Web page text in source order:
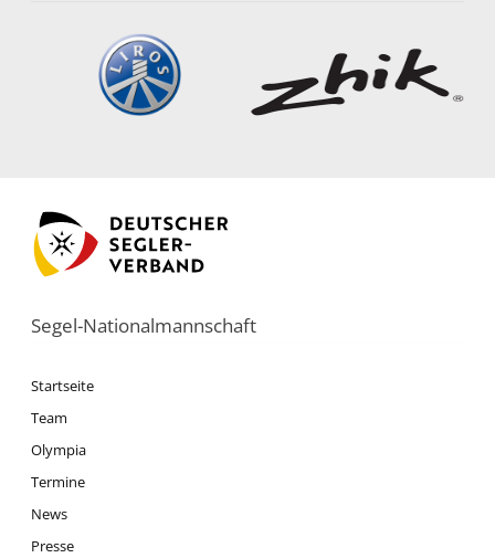
Segel-Nationalmannschaft
Startseite
Team
Olympia
Termine
News
Presse